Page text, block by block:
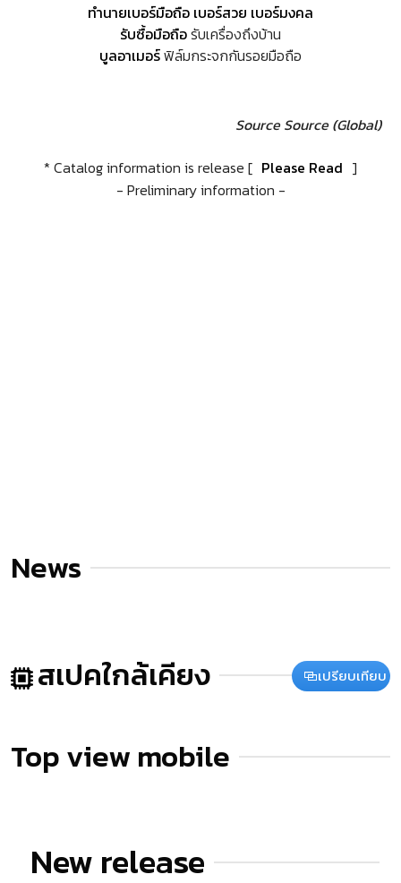
ทำนายเบอร์มือถือ เบอร์สวย เบอร์มงคล
รับซื้อมือถือรับเครื่องถึงบ้าน
บูลอาเมอร์ฟิล์มกระจกกันรอยมือถือ
Source Source (Global)
* Catalog information is release [ Please Read ]
- Preliminary information -
News
สเปคใกล้เคียง เปรียบเทียบ
Top view mobile
New release